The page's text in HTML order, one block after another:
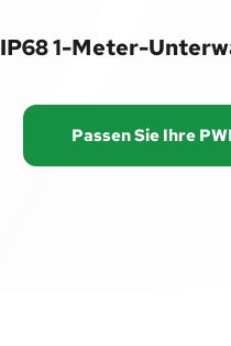
IP68 1-Meter-
Passen Sie Ihre